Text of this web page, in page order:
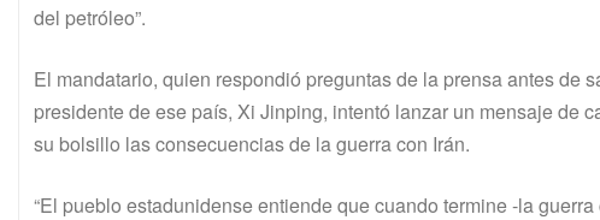
del petróleo”.
El mandatario, quien respondió preguntas de la prensa antes de
presidente de ese país, Xi Jinping, intentó lanzar un mensaje de
su bolsillo las consecuencias de la guerra con Irán.
“El pueblo estadunidense entiende que cuando termine -la